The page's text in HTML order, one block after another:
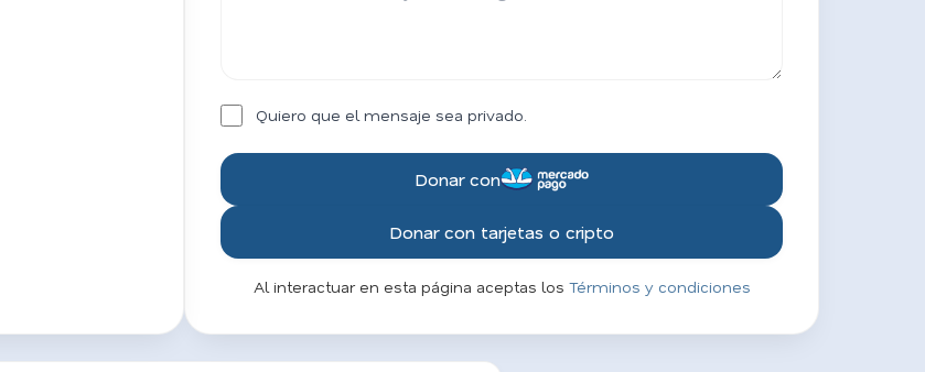
Quiero que el mensaje sea privado.
Donar con
Donar con tarjetas o cripto
Al interactuar en esta página aceptas los Términos y condiciones